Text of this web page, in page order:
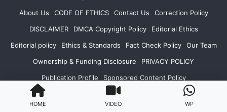
Read Story
About Us
CODE OF ETHICS Contact Us
Correction Policy
DISCLAIMER
DMCA Copyright Policy
Editorial Ethics
Editorial policy
Ethics & Standards Fact Check Policy
Our Team
Ownership & Funding Disclosure
PRIVACY POLICY
Publication Profile
Sponsored Content Policy
TERMS AND CONDITIONS
Terms of Use CONTACT US
HOME VIDEO WP